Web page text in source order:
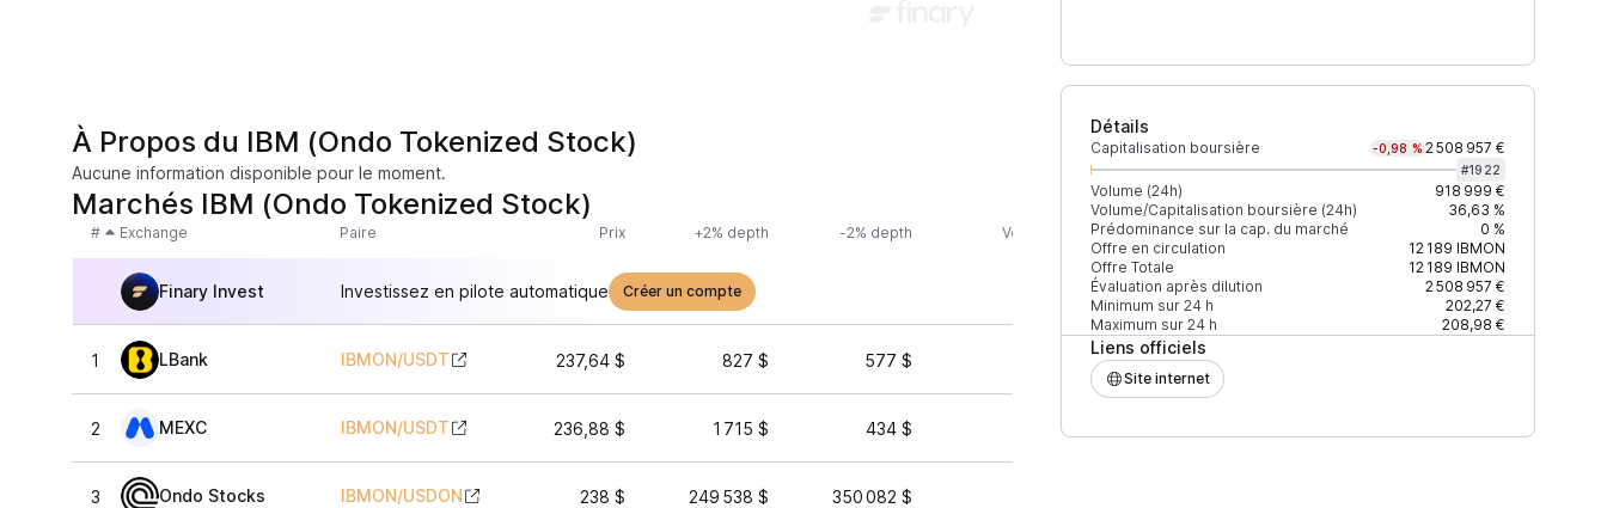
Détails
Capitalisation boursière -0,98 % 2 508 957 €
#1922
Volume (24h)
918 999 €
Volume/Capitalisation boursière (24h)
36,63 %
Prédominance sur la cap. du marché
0 %
Offre en circulation
12 189 IBMON
Offre Totale
12 189 IBMON
Évaluation après dilution
2 508 957 €
Minimum sur 24 h
202,27 €
Maximum sur 24 h
208,98 €
Liens officiels
Site internet
À Propos du IBM (Ondo Tokenized Stock)
Aucune information disponible pour le moment.
Marchés IBM (Ondo Tokenized Stock)
# Exchange Paire Prix +2% depth -2% depth Volume (24h) % du volume Confiance Mis à jour
Finary Invest Investissez en pilote automatique Créer un compte
1 LBank IBMON/USDT 237,64 $ 827 $ 577 $ 991 681 $ 93,65 %
2 MEXC IBMON/USDT 236,88 $ 1 715 $ 434 $ 58 501 $
3 Ondo Stocks IBMON/USDON 238 $ 249 538 $ 350 082 $